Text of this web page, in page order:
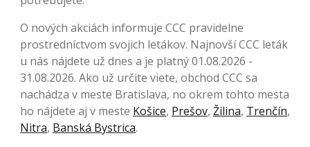
O nových akciách informuje CCC pravidelne
prostredníctvom svojich letákov. Najnovší CCC leták
u nás nájdete už dnes a je platný 01.08.2026 -
31.08.2026. Ako už určite viete, obchod CCC sa
nachádza v meste Bratislava, no okrem tohto mesta
ho nájdete aj v meste Košice, Prešov, Žilina, Trenčín,
Nitra, Banská Bystrica.